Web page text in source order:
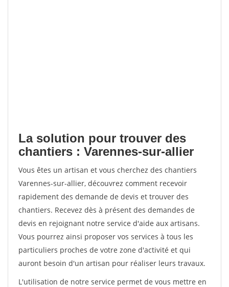
La solution pour trouver des
chantiers : Varennes-sur-allier
Vous êtes un artisan et vous cherchez des chantiers
Varennes-sur-allier, découvrez comment recevoir
rapidement des demande de devis et trouver des
chantiers. Recevez dès à présent des demandes de
devis en rejoignant notre service d'aide aux artisans.
Vous pourrez ainsi proposer vos services à tous les
particuliers proches de votre zone d'activité et qui
auront besoin d'un artisan pour réaliser leurs travaux.
L'utilisation de notre service permet de vous mettre en